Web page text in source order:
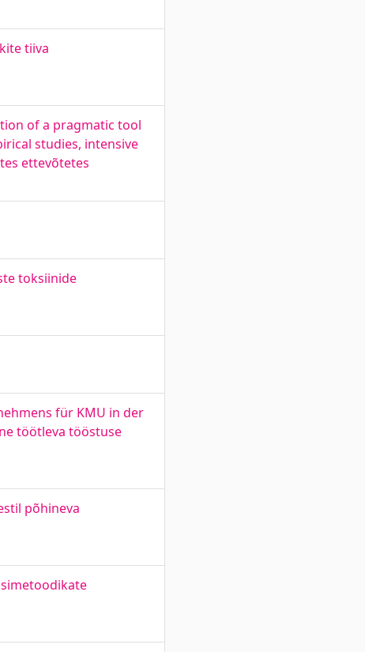
tiiva
of a pragmatic tool
studies, intensive
ettevõtetes
toksiinide
für KMU in der
töötleva tööstuse
põhineva